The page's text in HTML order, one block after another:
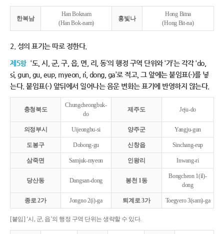
한복남
Han Boknam
(Han Bok-nam)
홍빛나
Hong Bitna
(Hong Bit-na)
2. 성의 표기는 따로 정한다.
제5항 ‘도, 시, 군, 구, 읍, 면, 리, 동’의 행정 구역 단위와 ‘가’는 각각 ‘do,
si, gun, gu, eup, myeon, ri, dong, ga’로 적고, 그 앞에는 붙임표(-)를 넣
는다. 붙임표(-) 앞뒤에서 일어나는 음운 변화는 표기에 반영하지 않는다.
충청북도
Chungcheongbuk-
do
제주도 Jeju-do
의정부시 Uijeongbu-si 양주군 Yangju-gun
도봉구 Dobong-gu 신창읍 Sinchang-eup
삼죽면 Samjuk-myeon 인왕리 Inwang-ri
당산동 Dangsan-dong 봉천 1동
Bongcheon 1(il)-
dong
종로 2가 Jongno 2(i)-ga 퇴계로 3가 Toegyero 3(sam)-ga
[붙임] ‘시, 군, 읍’의 행정 구역 단위는 생략할 수 있다.